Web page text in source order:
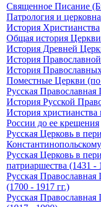
Священное Писание
Патрология и
История Христианства
Общая история Церкви
История Древней
История
История
Поместные Церкви (по
Русская Православная
История Русской
История христианства
России до ее крещения
Русская Церковь в
Русская Церковь в
патриаршества (1431 -
Русская
(1700 - 1917 гг.)
Русская